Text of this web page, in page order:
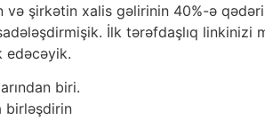
şirkətin xalis gəlirinin 40%-ə
İlk tərəfdaşlıq
edəcəyik.
biri.
birləşdirin